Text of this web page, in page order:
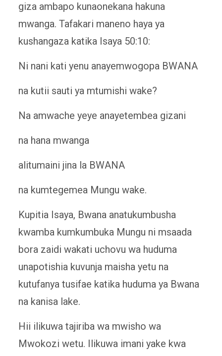
giza ambapo kunaonekana hakuna
mwanga. Tafakari maneno haya ya
kushangaza katika Isaya 50:10:
Ni nani kati yenu anayemwogopa BWANA
na kutii sauti ya mtumishi wake?
Na amwache yeye anayetembea gizani
na hana mwanga
alitumaini jina la BWANA
na kumtegemea Mungu wake.
Kupitia Isaya, Bwana anatukumbusha
kwamba kumkumbuka Mungu ni msaada
bora zaidi wakati uchovu wa huduma
unapotishia kuvunja maisha yetu na
kutufanya tusifae katika huduma ya Bwana
na kanisa lake.
Hii ilikuwa tajiriba wa mwisho wa
Mwokozi wetu. Ilikuwa imani yake kwa